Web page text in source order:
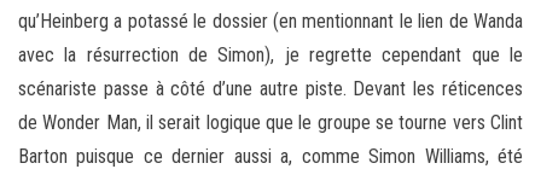
qu’Heinberg a potassé le dossier (en mentionnant le lien de Wanda
avec la résurrection de Simon), je regrette cependant que le
scénariste passe à côté d’une autre piste. Devant les réticences
de Wonder Man, il serait logique que le groupe se tourne vers Clint
Barton puisque ce dernier aussi a, comme Simon Williams, été